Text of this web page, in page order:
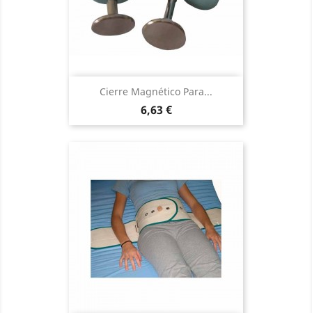
Cierre Magnético Para...
Precio
6,63 €